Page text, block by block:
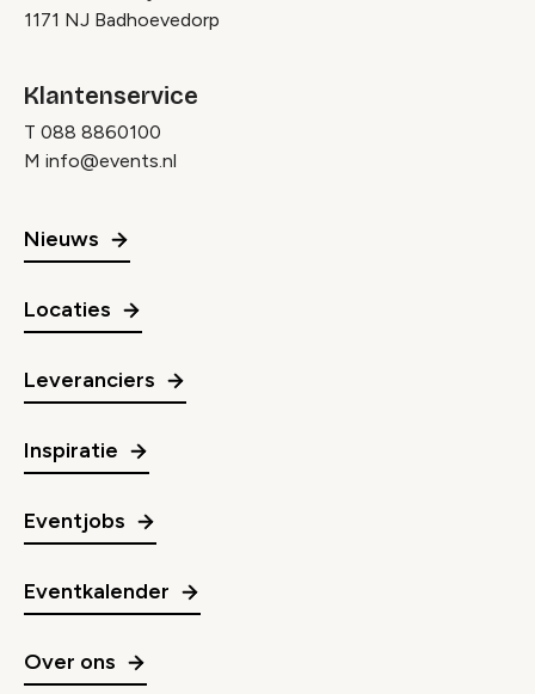
1171 NJ Badhoevedorp
Klantenservice
T 088 8860100
M info@events.nl
Nieuws
Locaties
Leveranciers
Inspiratie
Eventjobs
Eventkalender
Over ons